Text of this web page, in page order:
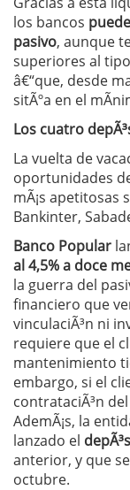
los bancos
pasivo, aunque
superiores al
â€“que, desde
sitÃºa en el
Los cuatro
La vuelta de
oportunidades
mÃ¡s apetitosas
Bankinter,
Banco Popular
al 4,5% a doce
la guerra del
financiero que
vinculaciÃ³n ni
requiere que el
mantenimiento
embargo, si el
contrataciÃ³n
AdemÃ¡s, la
lanzado el
anterior, y que
octubre.